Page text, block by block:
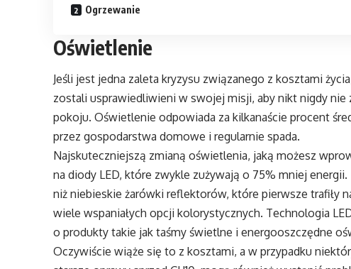
Ogrzewanie
Oświetlenie
Jeśli jest jedna zaleta kryzysu związanego z kosztami
zostali usprawiedliwieni w swojej misji, aby nikt nigdy nie
pokoju. Oświetlenie odpowiada za kilkanaście procent
przez gospodarstwa domowe i regularnie spada.
Najskuteczniejszą zmianą oświetlenia, jaką możesz
na diody LED, które zwykle zużywają o 75% mniej
niż niebieskie żarówki reflektorów, które pierwsze trafiły
wiele wspaniałych opcji kolorystycznych. Technologia
o produkty takie jak taśmy świetlne i energooszczędne
Oczywiście wiąże się to z kosztami, a w przypadku